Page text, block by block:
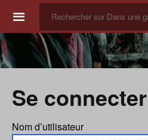
☰
Se connecter
Nom d’utilisateur